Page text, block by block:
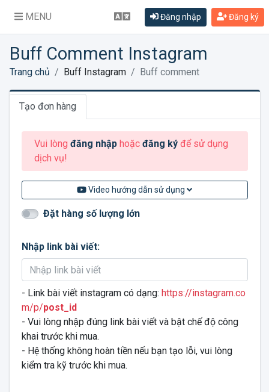
MENU Đăng nhập Đăng ký
Buff Comment Instagram
Trang chủ Buff Instagram Buff comment
Tạo đơn hàng
Vui lòng đăng nhậphoặc đăng kýđể sử dụng
dịch vụ!
Video hướng dẫn sử dụng
Đặt hàng số lượng lớn
Nhập link bài viết:
- Link bài viết instagram có dạng: https://instagram.co
m/p/post_id
- Vui lòng nhập đúng link bài viết và bật chế độ công
khai trước khi mua.
- Hệ thống không hoàn tiền nếu bạn tạo lỗi, vui lòng
kiểm tra kỹ trước khi mua.